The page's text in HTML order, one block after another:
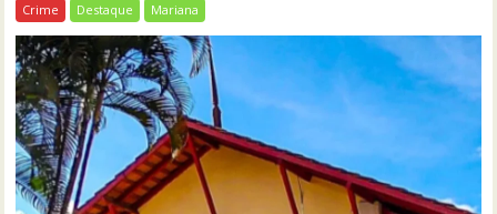
Crime Destaque Mariana